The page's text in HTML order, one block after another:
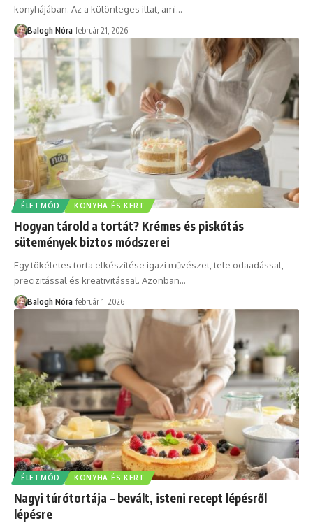
konyhájában. Az a különleges illat, ami…
Balogh Nóra február 21, 2026
ÉLETMÓD KONYHA ÉS KERT
Hogyan tárold a tortát? Krémes és piskótás
sütemények biztos módszerei
Egy tökéletes torta elkészítése igazi művészet, tele odaadással,
precizitással és kreativitással. Azonban…
Balogh Nóra február 1, 2026
ÉLETMÓD KONYHA ÉS KERT
Nagyi túrótortája – bevált, isteni recept lépésről
lépésre